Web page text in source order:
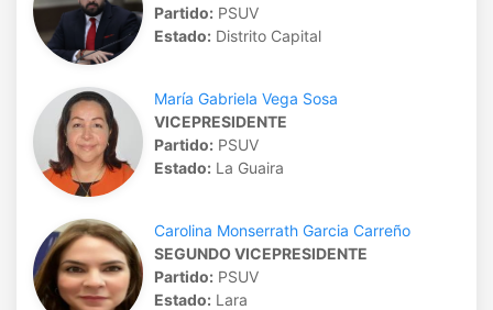
Partido: PSUV
Estado: Distrito Capital
María Gabriela Vega Sosa
VICEPRESIDENTE
Partido: PSUV
Estado: La Guaira
Carolina Monserrath Garcia Carreño
SEGUNDO VICEPRESIDENTE
Partido: PSUV
Estado: Lara